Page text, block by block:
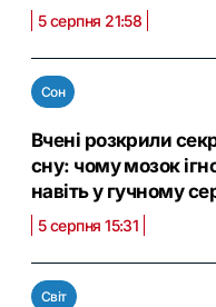
5 серпня 21:58
Сон
Вчені розкрили
сну: чому мозок
навіть у гучному
5 серпня 15:31
Світ